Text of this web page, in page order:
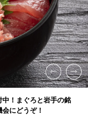
！まぐろと岩手の銘
にどうぞ！